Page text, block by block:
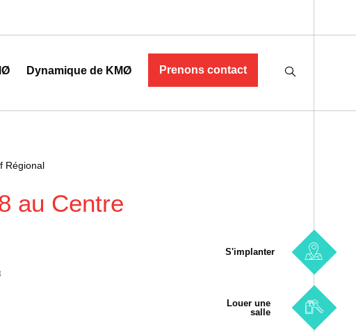
Dynamique de KMØ Prenons contact
Régional
au Centre
S'implanter
Louer une
salle